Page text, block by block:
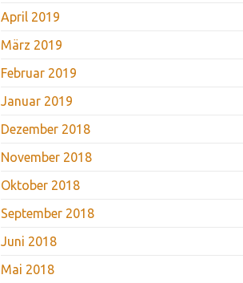
April 2019
März 2019
Februar 2019
Januar 2019
Dezember 2018
November 2018
Oktober 2018
September 2018
Juni 2018
Mai 2018